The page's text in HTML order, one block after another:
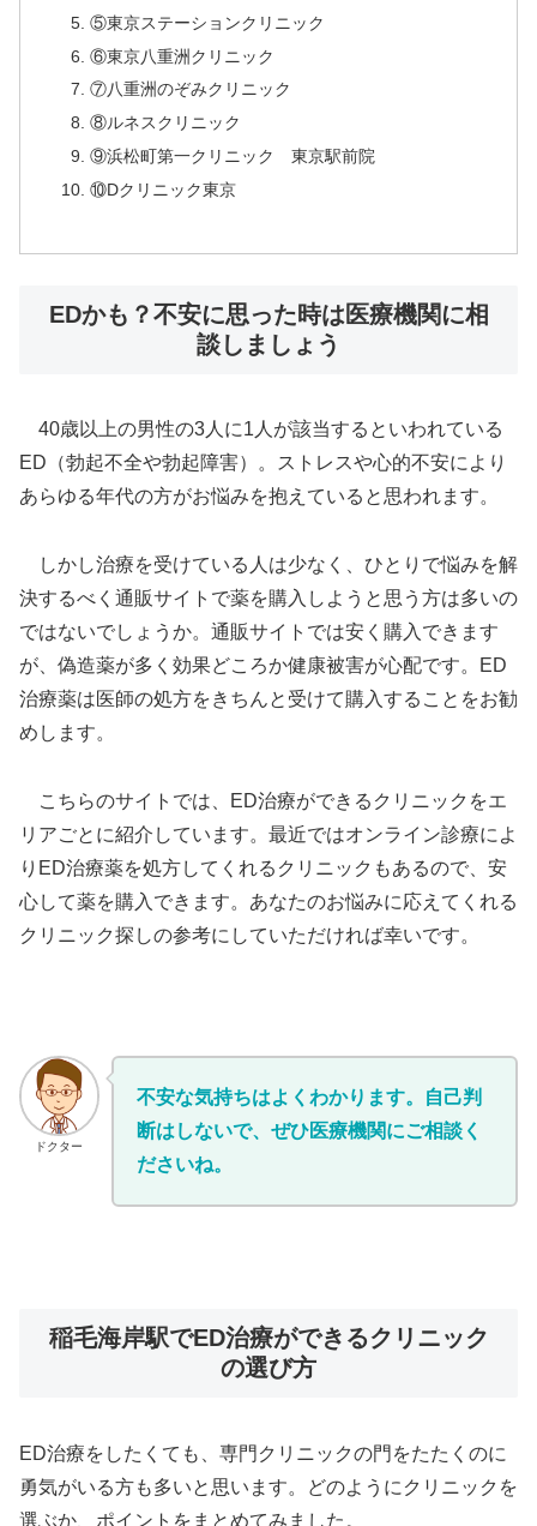
⑤東京ステーションクリニック
⑥東京八重洲クリニック
⑦八重洲のぞみクリニック
⑧ルネスクリニック
⑨浜松町第一クリニック 東京駅前院
⑩Dクリニック東京
EDかも？不安に思った時は医療機関に相
談しましょう
40歳以上の男性の3人に1人が該当するといわれている
ED（勃起不全や勃起障害）。ストレスや心的不安により
あらゆる年代の方がお悩みを抱えていると思われます。
しかし治療を受けている人は少なく、ひとりで悩みを解
決するべく通販サイトで薬を購入しようと思う方は多いの
ではないでしょうか。通販サイトでは安く購入できます
が、偽造薬が多く効果どころか健康被害が心配です。ED
治療薬は医師の処方をきちんと受けて購入することをお勧
めします。
こちらのサイトでは、ED治療ができるクリニックをエ
リアごとに紹介しています。最近ではオンライン診療によ
りED治療薬を処方してくれるクリニックもあるので、安
心して薬を購入できます。あなたのお悩みに応えてくれる
クリニック探しの参考にしていただければ幸いです。
ドクター
不安な気持ちはよくわかります。自己判
断はしないで、ぜひ医療機関にご相談く
ださいね。
稲毛海岸駅でED治療ができるクリニック
の選び方
ED治療をしたくても、専門クリニックの門をたたくのに
勇気がいる方も多いと思います。どのようにクリニックを
選ぶか、ポイントをまとめてみました。